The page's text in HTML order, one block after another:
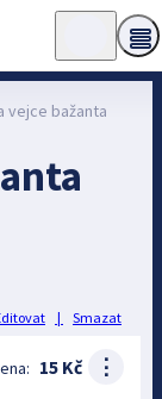
vejce bažanta
| Smazat
15 Kč ⋮